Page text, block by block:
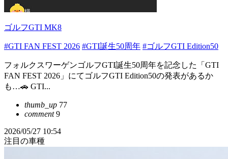
ゴルフGTI MK8
#GTI FAN FEST 2026 #GTI誕生50周年 #ゴルフGTI Edition50
フォルクスワーゲンゴルフGTI誕生50周年を記念した「GTI
FAN FEST 2026」にてゴルフGTI Edition50の発表があるか
も…🚗 GTI...
thumb_up 77
comment9
2026/05/27 10:54
注目の車種